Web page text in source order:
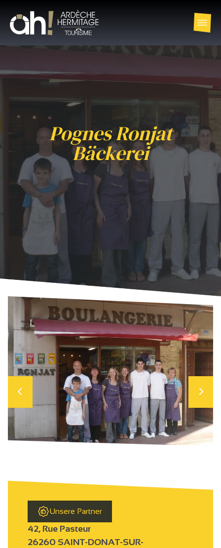
Pognes Ronjat
Bäckerei
Unsere Partner
42, Rue Pasteur
26260 SAINT-DONAT-SUR-